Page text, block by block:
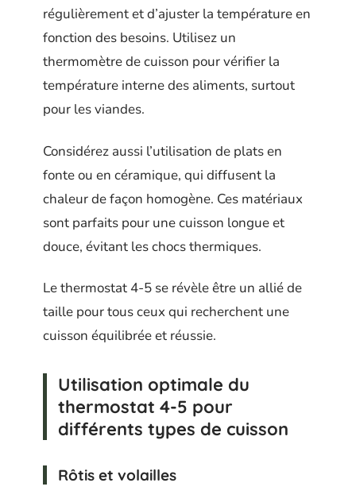
régulièrement et d’ajuster la température en
fonction des besoins. Utilisez un
thermomètre de cuisson pour vérifier la
température interne des aliments, surtout
pour les viandes.
Considérez aussi l’utilisation de plats en
fonte ou en céramique, qui diffusent la
chaleur de façon homogène. Ces matériaux
sont parfaits pour une cuisson longue et
douce, évitant les chocs thermiques.
Le thermostat 4-5 se révèle être un allié de
taille pour tous ceux qui recherchent une
cuisson équilibrée et réussie.
Utilisation optimale du
thermostat 4-5 pour
différents types de cuisson
Rôtis et volailles